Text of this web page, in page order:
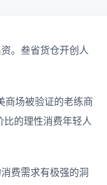
。叁省货仓开创人
场被验证的老练商
的理性消费年轻人
费需求有极强的洞